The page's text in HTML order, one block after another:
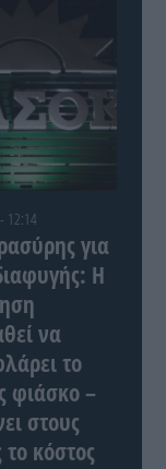
12:14
για
Η
να
το
φιάσκο –
στους
το κόστος